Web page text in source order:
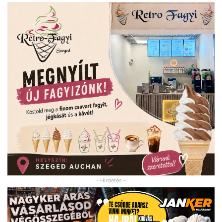
- Hirdetés -